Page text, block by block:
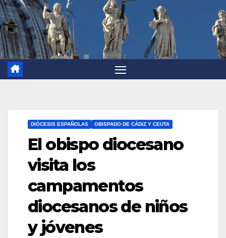
DIÓCESIS ESPAÑOLAS OBISPADO DE CÁDIZ Y CEUTA
El obispo diocesano
visita los
campamentos
diocesanos de niños
y jóvenes